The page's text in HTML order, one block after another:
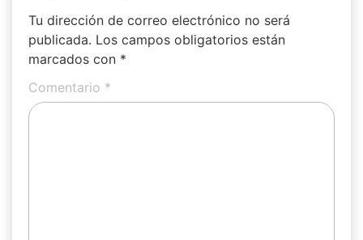
Tu dirección de correo electrónico no será
publicada. Los campos obligatorios están
marcados con *
Comentario *